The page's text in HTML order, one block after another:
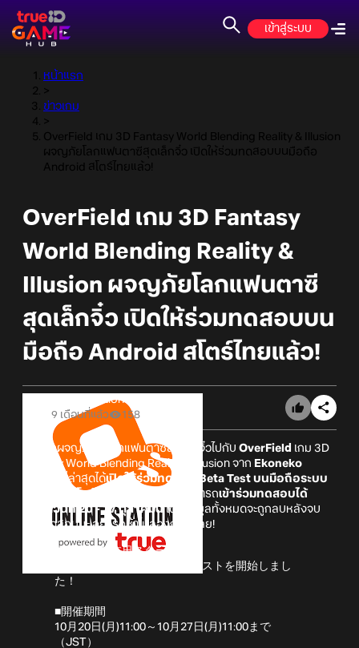
เข้าสู่ระบบ
หน้าแรก
>
ข่าวเกม
>
OverField เกม 3D Fantasy World Blending Reality & Illusion
ผจญภัยโลกแฟนตาซีสุดเล็กจิ๋ว เปิดให้ร่วมทดสอบบนมือถือ
Android สโตร์ไทยแล้ว!
OverField เกม 3D Fantasy
World Blending Reality &
Illusion ผจญภัยโลกแฟนตาซี
สุดเล็กจิ๋ว เปิดให้ร่วมทดสอบบน
มือถือ Android สโตร์ไทยแล้ว!
Online Station
9 เดือนที่แล้ว
158
มาออกผจญภัยในโลกแฟนตาซีสุดเล็กจิ๋วไปกับ OverField เกม 3D
Fantasy World Blending Reality & Illusion จาก Ekoneko
ที่ล่าสุดได้เปิดให้ร่วมทดสอบ Beta Test บนมือถือระบบ
Android สโตร์ไทยแล้ว!
เพื่อน ๆ สามารถเข้าร่วมทดสอบได้
ตั้งแต่วันที่ 20 - 27 ตุลาคมนี้ โดยข้อมูลทั้งหมดจะถูกลบหลังจบ
ช่วงทดสอบนะ อย่ารอช้าไปลองกันได้เลย!
🎉【テスト本日スタート】
『開放空間：Over Field』βテストを開始しまし
た！
■開催期間
10月20日(月)11:00～10月27日(月)11:00まで
（JST）